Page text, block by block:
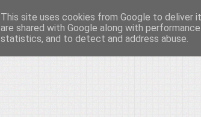
Το μεγαλείο των
Είμαστε πάντα εδώ για να μιλάμε για τον
This site uses cookies from Google to deliver
are shared with Google along with
statistics, and to detect and address abuse.